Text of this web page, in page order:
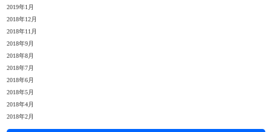
2019年1月
2018年12月
2018年11月
2018年9月
2018年8月
2018年7月
2018年6月
2018年5月
2018年4月
2018年2月